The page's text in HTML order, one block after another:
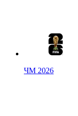
ЧМ 2026